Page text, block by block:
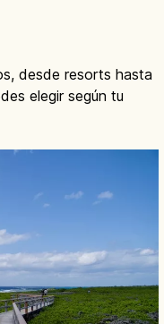
desde resorts hasta
elegir según tu